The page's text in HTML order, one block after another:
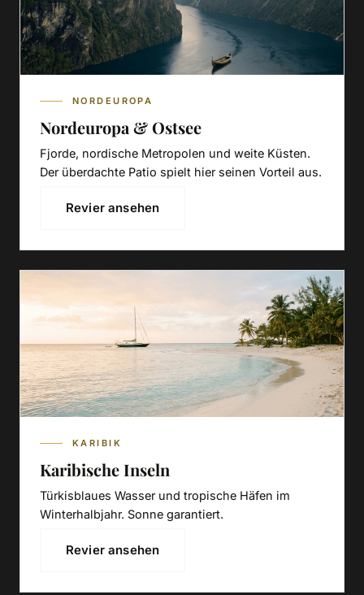
NORDEUROPA
Nordeuropa & Ostsee
Fjorde, nordische Metropolen und weite Küsten.
Der überdachte Patio spielt hier seinen Vorteil aus.
Revier ansehen
KARIBIK
Karibische Inseln
Türkisblaues Wasser und tropische Häfen im
Winterhalbjahr. Sonne garantiert.
Revier ansehen